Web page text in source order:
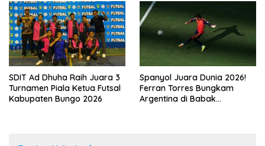
Peserta
SDIT Ad Dhuha Raih Juara 3
Turnamen Piala Ketua Futsal
Kabupaten Bungo 2026
Spanyol Juara Dunia 2026!
Ferran Torres Bungkam
Argentina di Babak